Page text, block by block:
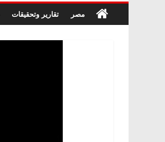
في
درب..
مصر تقارير وتحقيقات